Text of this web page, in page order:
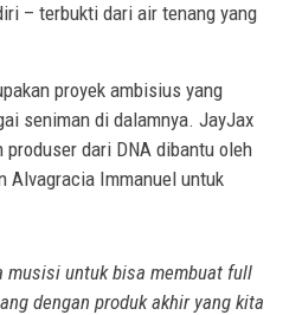
– terbukti dari air tenang yang
proyek ambisius yang
seniman di dalamnya. JayJax
produser dari DNA dibantu oleh
Alvagracia Immanuel untuk
musisi untuk bisa membuat full
dengan produk akhir yang kita